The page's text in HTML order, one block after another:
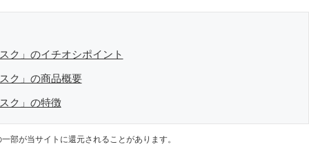
ク」のイチオシポイント
ク」の商品概要
ク」の特徴
部が当サイトに還元されることがあります。